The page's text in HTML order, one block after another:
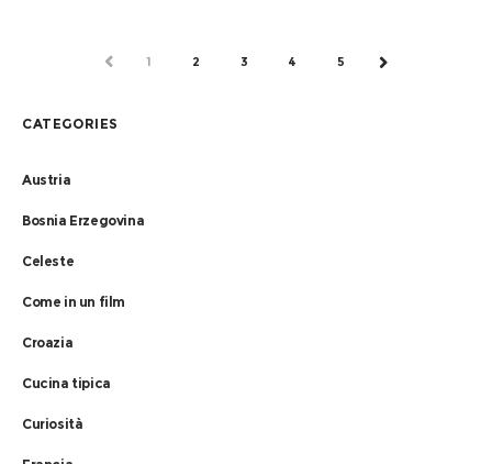
PREV1 2 3 4 5 NEXT
CATEGORIES
Austria
Bosnia Erzegovina
Celeste
Come in un film
Croazia
Cucina tipica
Curiosità